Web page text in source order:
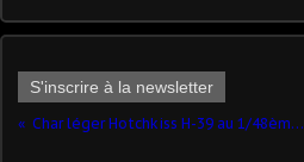
S'inscrire à la newsletter
Char léger Hotchkiss H-39 au 1/48ème (Gaso.Line)